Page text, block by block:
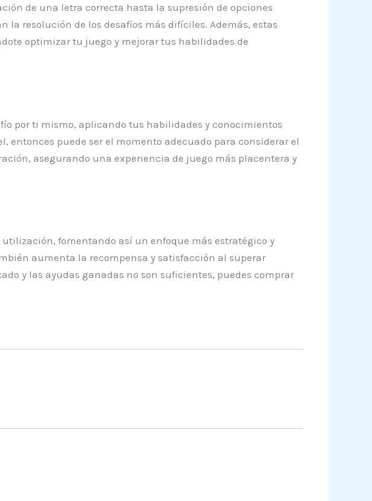
de una letra correcta hasta la supresión de opciones
resolución de los desafíos más difíciles. Además, estas
optimizar tu juego y mejorar tus habilidades de
por ti mismo, aplicando tus habilidades y conocimientos
entonces puede ser el momento adecuado para considerar el
asegurando una experiencia de juego más placentera y
fomentando así un enfoque más estratégico y
aumenta la recompensa y satisfacción al superar
y las ayudas ganadas no son suficientes, puedes comprar